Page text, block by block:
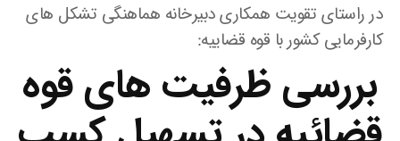
در راستای تقویت همکاری دبیرخانه هماهنگی تشکل های
کارفرمایی کشور با قوه قضاییه:
بررسی ظرفیت های قوه